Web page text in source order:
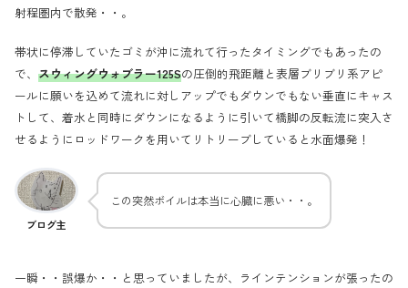
射程圏内で散発・・。
帯状に停滞していたゴミが沖に流れて行ったタイミングでもあったの
で、 スウィングウォブラー125Sの圧倒的飛距離と表層ブリブリ系アピ
ールに願いを込めて流れに対しアップでもダウンでもない垂直にキャス
トして、着水と同時にダウンになるように引いて橋脚の反転流に突入さ
せるようにロッドワークを用いてリトリーブしていると水面爆発！
ブログ主
この突然ボイルは本当に心臓に悪い・・。
一瞬・・誤爆か・・と思っていましたが、ラインテンションが張ったの